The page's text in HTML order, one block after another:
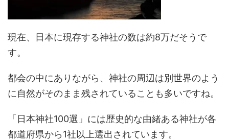
現在、日本に現存する神社の数は約8万だそうで
す。
都会の中にありながら、神社の周辺は別世界のよう
に自然がそのまま残されていることも多いですね。
「日本神社100選」には歴史的な由緒ある神社が各
都道府県から1社以上選出されています。